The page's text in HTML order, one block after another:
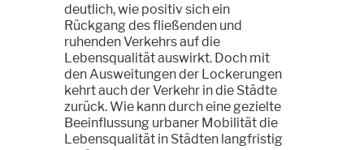
deutlich, wie positiv sich ein
Rückgang des fließenden und
ruhenden Verkehrs auf die
Lebensqualität auswirkt. Doch mit
den Ausweitungen der Lockerungen
kehrt auch der Verkehr in die Städte
zurück. Wie kann durch eine gezielte
Beeinflussung urbaner Mobilität die
Lebensqualität in Städten langfristig